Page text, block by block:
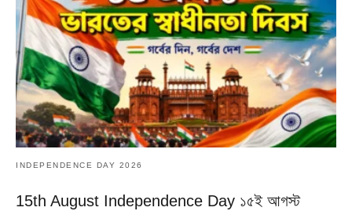
INDEPENDENCE DAY 2026
15th August Independence Day ১৫ই আগস্ট